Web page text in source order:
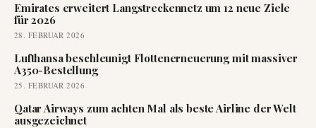
Emirates erweitert Langstreckennetz um 12 neue Ziele
für 2026
28. FEBRUAR 2026
Lufthansa beschleunigt Flottenerneuerung mit massiver
A350-Bestellung
25. FEBRUAR 2026
Qatar Airways zum achten Mal als beste Airline der Welt
ausgezeichnet